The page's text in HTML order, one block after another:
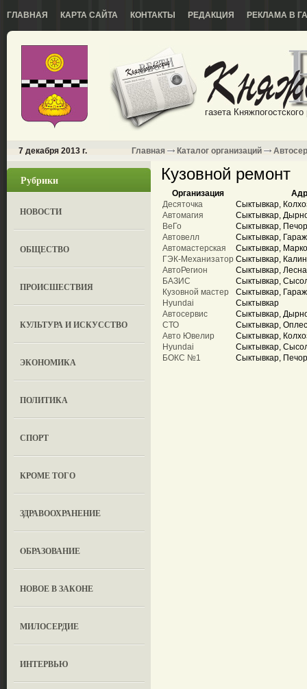
ГЛАВНАЯ КАРТА САЙТА КОНТАКТЫ РЕДАКЦИЯ РЕКЛАМА В
газета
7 декабря 2013 г. Главная Каталог организаций
Рубрики
НОВОСТИ
ОБЩЕСТВО
ПРОИСШЕСТВИЯ
КУЛЬТУРА И ИСКУССТВО
ЭКОНОМИКА
ПОЛИТИКА
СПОРТ
КРОМЕ ТОГО
ЗДРАВООХРАНЕНИЕ
OБРАЗОВАНИЕ
НОВОЕ В ЗАКОНЕ
МИЛОСЕРДИЕ
ИНТЕРВЬЮ
Кузовной ремонт
Организация
Десяточка
Сыктывкар,
Автомагия
Сыктывкар,
ВеГо
Сыктывкар,
Автовелл
Сыктывкар,
Автомастерская
Сыктывкар,
ГЭК-Механизатор Сыктывкар,
АвтоРегион
Сыктывкар,
БАЗИС
Сыктывкар,
Кузовной мастер
Сыктывкар,
Hyundai
Сыктывкар
Автосервис
Сыктывкар,
СТО
Сыктывкар,
Авто Ювелир
Сыктывкар,
Hyundai
Сыктывкар,
БОКС №1
Сыктывкар,